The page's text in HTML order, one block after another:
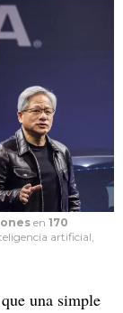
en 170
artificial,
una simple